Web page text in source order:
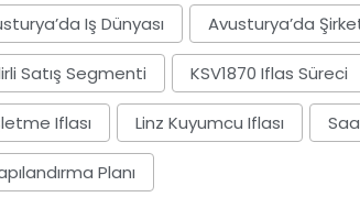
Iş Dünyası Avusturya’da
Satış Segmenti KSV1870 Iflas Süreci
Iflası Linz Kuyumcu Iflası
Planı